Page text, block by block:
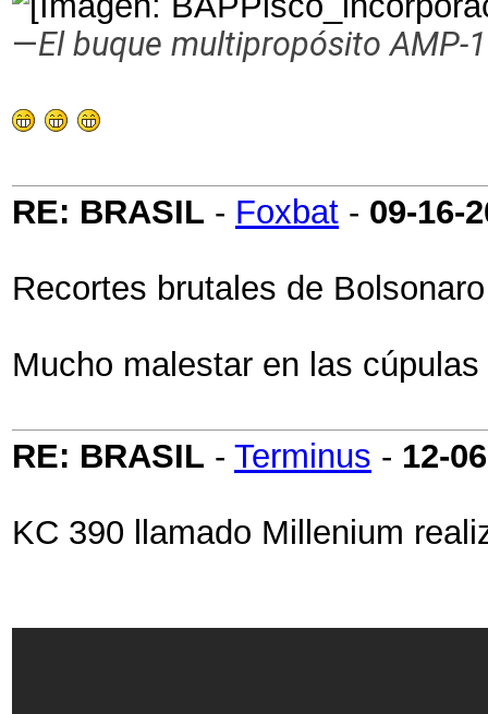
—El buque multipropósito AMP-
RE: BRASIL - Foxbat - 09-16-
Recortes brutales de
Mucho malestar en las cúpulas
RE: BRASIL - Terminus - 12-
KC 390 llamado Millenium